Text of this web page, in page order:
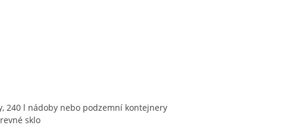
240 l nádoby nebo podzemní kontejnery
sklo